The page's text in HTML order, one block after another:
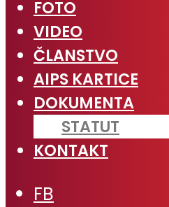
FOTO
VIDEO
ČLANSTVO
AIPS KARTICE
DOKUMENTA
STATUT
KONTAKT
FB